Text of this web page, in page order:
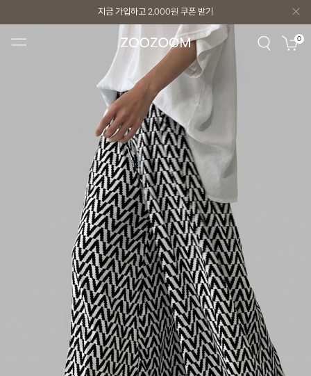
지금 가입하고 2,000원 쿠폰 받기
지금 가입하고 2,000원쿠폰 받기 0